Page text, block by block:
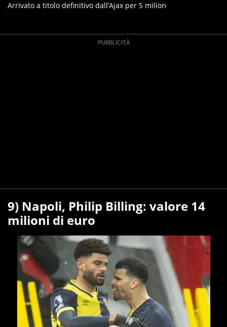
Arrivato a titolo definitivo dall’Ajax per 5 milion
9) Napoli, Philip Billing: valore 14
milioni di euro